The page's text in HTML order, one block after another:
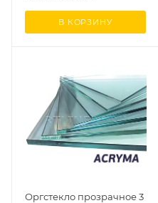
В КОРЗИНУ
Оргстекло прозрачное 3